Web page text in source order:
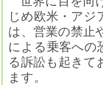
じめ欧米・ア
は、営業の禁止
による乗客への
る訴訟も起きて
ます。